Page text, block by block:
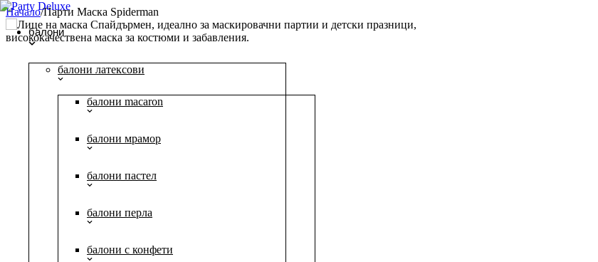
балони
балони латексови
балони macaron
балони мрамор
балони пастел
балони перла
балони с конфети
Начало/Парти Маска Spiderman